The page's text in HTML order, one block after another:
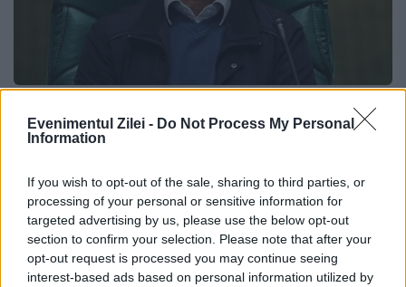
Evenimentul Zilei - Do Not Process My Personal
Information
If you wish to opt-out of the sale, sharing to third parties, or
processing of your personal or sensitive information for
targeted advertising by us, please use the below opt-out
section to confirm your selection. Please note that after your
opt-out request is processed you may continue seeing
interest-based ads based on personal information utilized by
Președintele formal al Iranului spune
că țara sa se află în „război total” cu
28 DECEMBRIE 2025
Președintele formal al Iranului, Masoud
Pezeshkian, a declarat că țara sa este